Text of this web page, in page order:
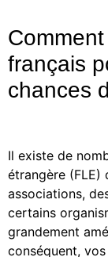
français
chances
Il existe de
étrangère
associations,
certains
grandement
conséquent,